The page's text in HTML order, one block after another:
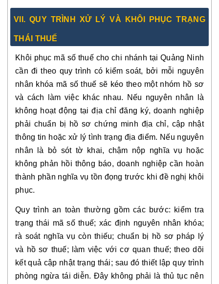
VII. QUY TRÌNH XỬ LÝ VÀ KHÔI PHỤC TRẠNG
THÁI THUẾ
Khôi phục mã số thuế cho chi nhánh tại Quảng Ninh
cần đi theo quy trình có kiểm soát, bởi mỗi nguyên
nhân khóa mã số thuế sẽ kéo theo một nhóm hồ sơ
và cách làm việc khác nhau. Nếu nguyên nhân là
không hoạt động tại địa chỉ đăng ký, doanh nghiệp
phải chuẩn bị hồ sơ chứng minh địa chỉ, cập nhật
thông tin hoặc xử lý tình trạng địa điểm. Nếu nguyên
nhân là bỏ sót tờ khai, chậm nộp nghĩa vụ hoặc
không phản hồi thông báo, doanh nghiệp cần hoàn
thành phần nghĩa vụ tồn đọng trước khi đề nghị khôi
phục.
Quy trình an toàn thường gồm các bước: kiểm tra
trạng thái mã số thuế; xác định nguyên nhân khóa;
rà soát nghĩa vụ còn thiếu; chuẩn bị hồ sơ pháp lý
và hồ sơ thuế; làm việc với cơ quan thuế; theo dõi
kết quả cập nhật trạng thái; sau đó thiết lập quy trình
phòng ngừa tái diễn. Đây không phải là thủ tục nên